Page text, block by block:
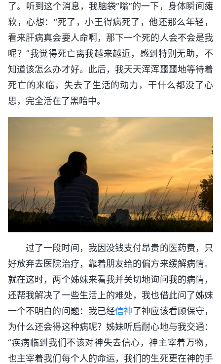
了。听到这个消息，我脑袋“嗡”的一下，身体瞬间瘫
软，心想：“死了，小王得病死了，他还那么年轻，
看来肝病真会要人命啊，那下一个死的人会不会是我
呢？”我觉得死亡离我越来越近，感到特别无助，不
知道该怎么办才好。此后，我天天浑浑噩噩地等待着
死亡的来临，失去了生活的动力，干什么都没了心
思，完全活在了黑暗中。
过了一段时间，我因没钱支付昂贵的医药费，只
好放弃去医院治疗，靠着朋友给的偏方来缓解病情。
就在这时，两个姊妹来看我并关切地询问我的病情，
还帮我解决了一些生活上的难处，我也借此问了姊妹
一个不明白的问题：我已经信神了神应该看顾保守，
为什么还会得这种病呢？姊妹听后耐心地与我交通：
“疾病临到我们不该对神失去信心，神主宰着万物，
也主宰着我们每个人的命运，我们的生死更在神的手